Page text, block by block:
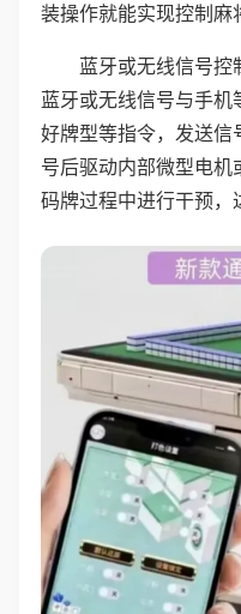
装操作就能实现控制麻
蓝牙或无线信号控
蓝牙或无线信号与手
好牌型等指令，发送信
号后驱动内部微型电机
码牌过程中进行干预，